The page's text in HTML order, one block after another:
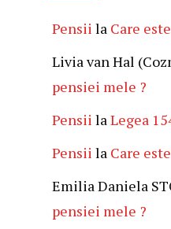
Pensii la Care
Livia van Hal
pensiei mele ?
Pensii laLegea
Pensii la Care
Emilia Daniela
pensiei mele ?